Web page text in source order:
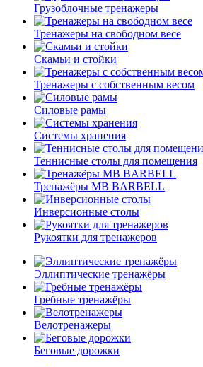
Грузоблочные тренажеры
Тренажеры на свободном весе
Скамьи и стойки
Тренажеры с собственным весом
Силовые рамы
Системы хранения
Теннисные столы для помещения
Тренажёры MB BARBELL
Инверсионные столы
Рукоятки для тренажеров
Эллиптические тренажёры
Гребные тренажёры
Велотренажеры
Беговые дорожки